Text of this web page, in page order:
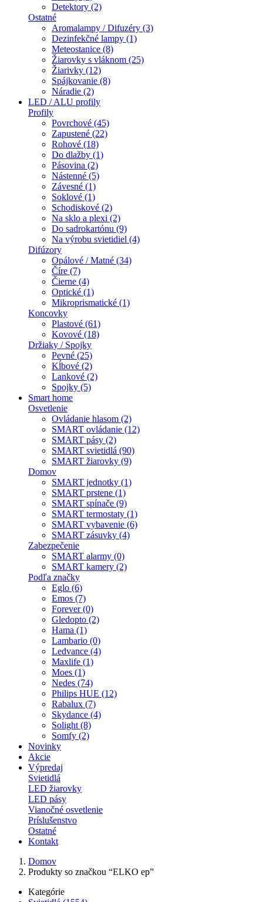
Detektory (2)
Ostatné
Aromalampy / Difuzéry (3)
Dezinfekčné lampy (1)
Meteostanice (8)
Žiarovky s vláknom (25)
Žiarivky (12)
Spájkovanie (8)
Náradie (2)
LED / ALU profily
Profily
Povrchové (45)
Zapustené (22)
Rohové (18)
Do dlažby (1)
Pásovina (2)
Nástenné (5)
Závesné (1)
Soklové (1)
Schodiskové (2)
Na sklo a plexi (2)
Do sadrokartónu (9)
Na výrobu svietidiel (4)
Difúzory
Opálové / Matné (34)
Číre (7)
Čierne (4)
Optické (1)
Mikroprismatické (1)
Koncovky
Plastové (61)
Kovové (18)
Držiaky / Spojky
Pevné (25)
Kĺbové (2)
Lankové (2)
Spojky (5)
Smart home
Osvetlenie
Ovládanie hlasom (2)
SMART ovládanie (12)
SMART pásy (2)
SMART svietidlá (90)
SMART žiarovky (9)
Domov
SMART jednotky (1)
SMART prstene (1)
SMART spínače (9)
SMART termostaty (1)
SMART vybavenie (6)
SMART zásuvky (4)
Zabezpečenie
SMART alarmy (0)
SMART kamery (2)
Podľa značky
Eglo (6)
Emos (7)
Forever (0)
Gledopto (2)
Hama (1)
Lambario (0)
Ledvance (4)
Maxlife (1)
Moes (1)
Nedes (74)
Philips HUE (12)
Rabalux (7)
Skydance (4)
Solight (8)
Somfy (2)
Novinky
Akcie
Výpredaj
Svietidlá
LED žiarovky
LED pásy
Vianočné osvetlenie
Príslušenstvo
Ostatné
Kontakt
Domov
Produkty so značkou “ELKO ep”
Kategórie